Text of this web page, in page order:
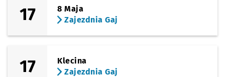
17
8 Maja
Zajezdnia Gaj
17
Klecina
Zajezdnia Gaj